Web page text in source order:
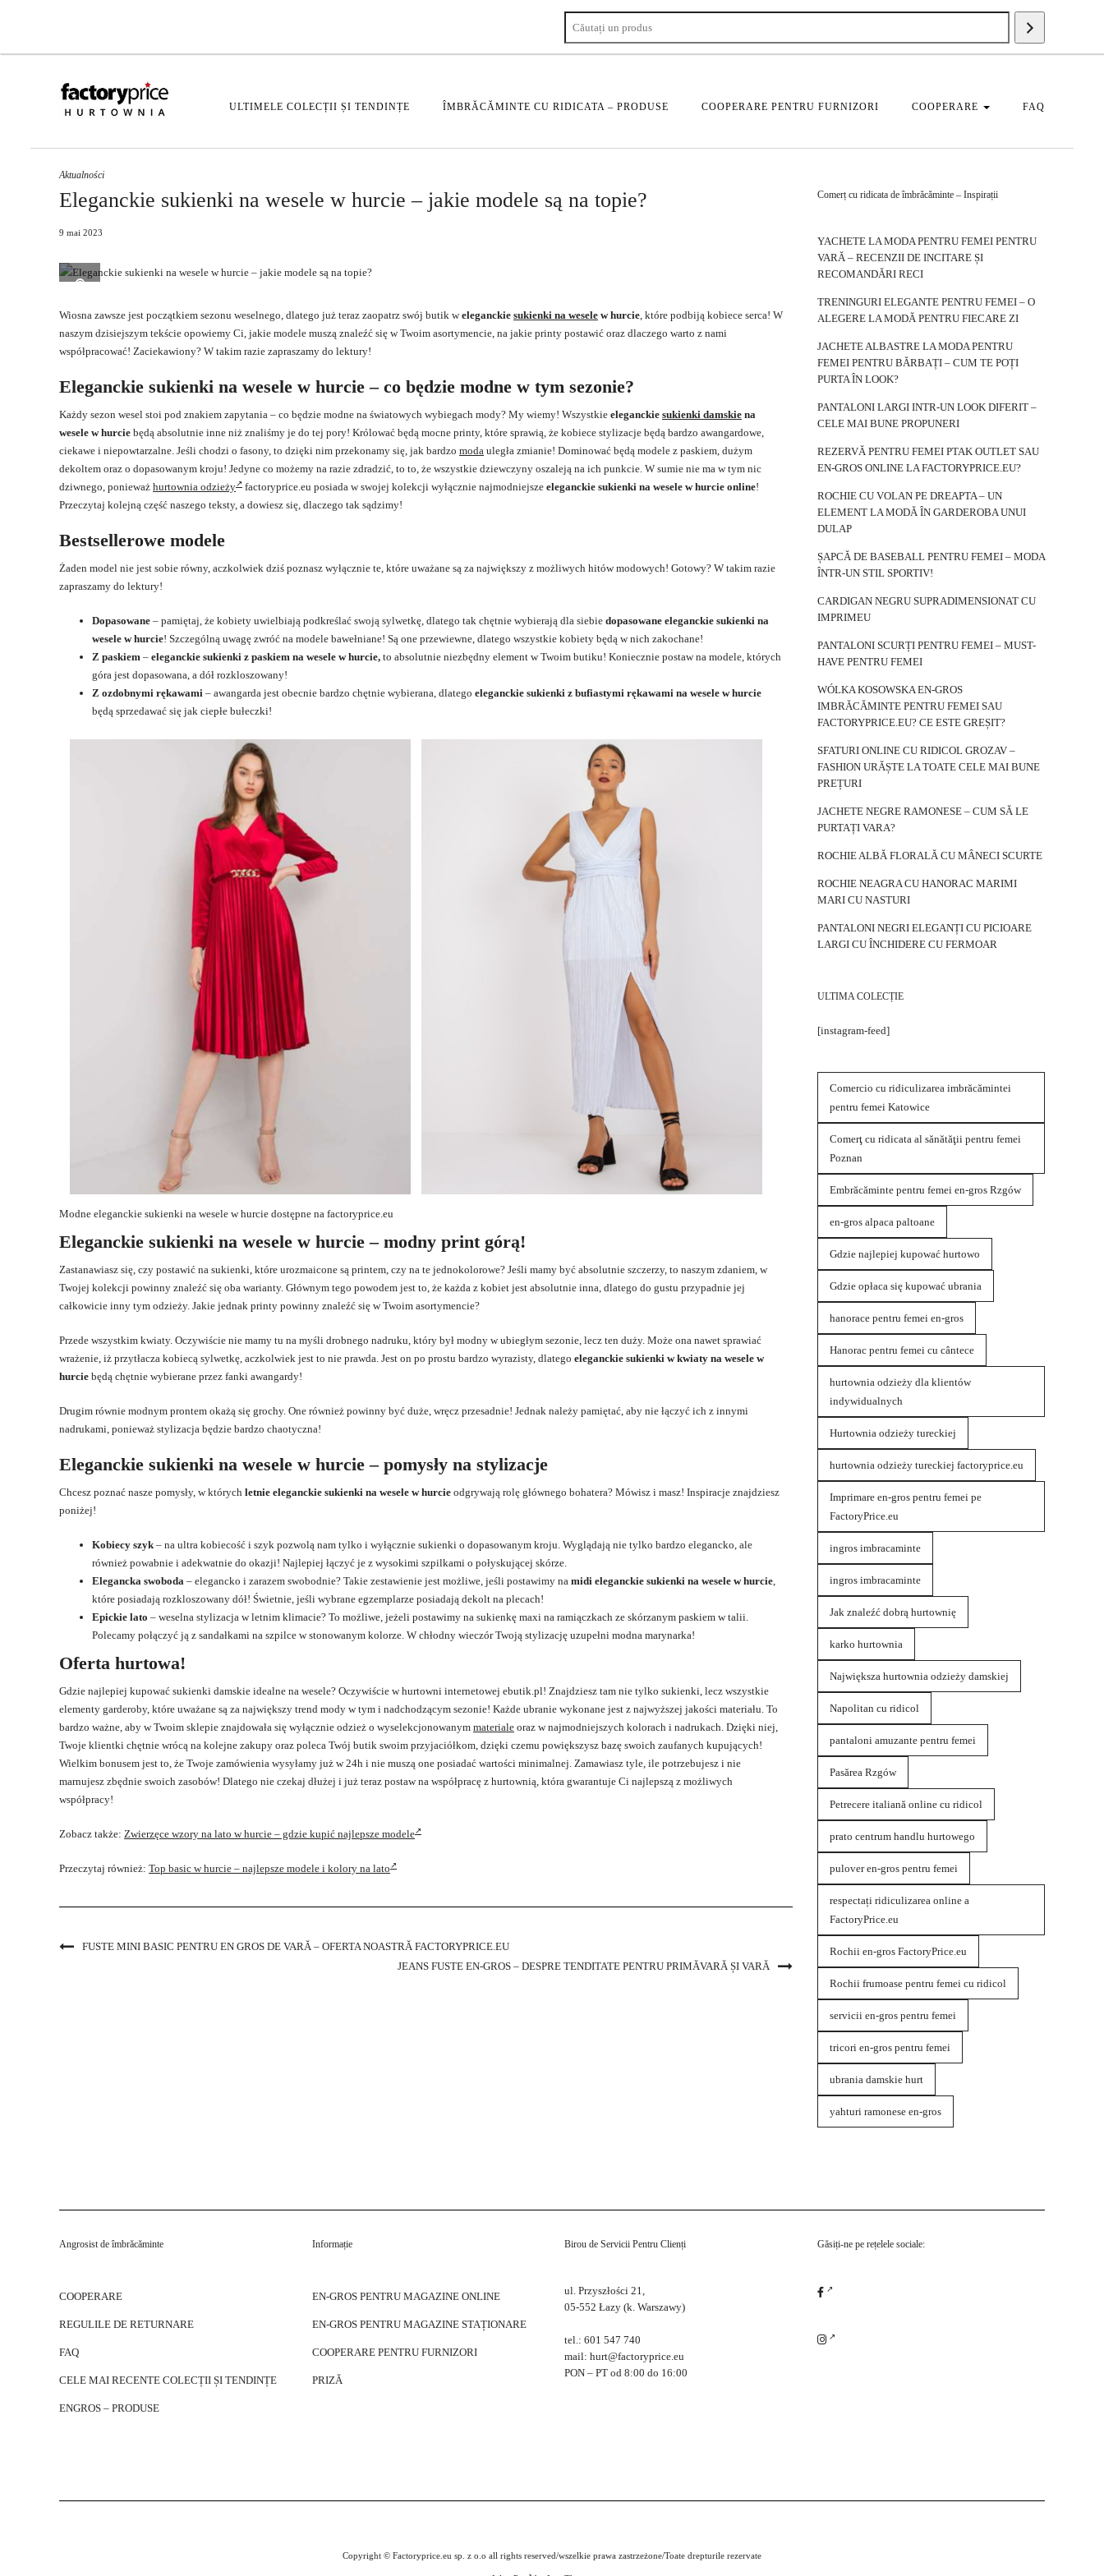
un
produs
ULTIMELE COLECȚII ȘI TENDINȚE ÎMBRĂCĂMINTE CU RIDICATA – PRODUSE COOPERARE PENTRU FURNIZORI COOPERARE FAQ
Aktualności
Eleganckie sukienki na wesele w hurcie – jakie modele są na topie?
9 mai 2023
Wiosna zawsze jest początkiem sezonu weselnego, dlatego już teraz zaopatrz swój butik weleganckie sukienki na wesele w hurcie, które podbiją kobiece serca! W
naszym dzisiejszym tekście opowiemy Ci, jakie modele muszą znaleźć się w Twoim asortymencie, na jakie printy postawić oraz dlaczego warto z nami
współpracować! Zaciekawiony? W takim razie zapraszamy do lektury!
Eleganckie sukienki na wesele w hurcie – co będzie modne w tym sezonie?
Każdy sezon wesel stoi pod znakiem zapytania – co będzie modne na światowych wybiegach mody? My wiemy! Wszystkie eleganckie sukienki damskie na
wesele w hurcie będą absolutnie inne niż znaliśmy je do tej pory! Królować będą mocne printy, które sprawią, że kobiece stylizacje będą bardzo awangardowe,
ciekawe i niepowtarzalne. Jeśli chodzi o fasony, to dzięki nim przekonamy się, jak bardzo moda uległa zmianie! Dominować będą modele z paskiem, dużym
dekoltem oraz o dopasowanym kroju! Jedyne co możemy na razie zdradzić, to to, że wszystkie dziewczyny oszaleją na ich punkcie. W sumie nie ma w tym nic
dziwnego, ponieważ hurtownia odzieży factoryprice.eu posiada w swojej kolekcji wyłącznie najmodniejsze eleganckie sukienki na wesele w hurcie online!
Przeczytaj kolejną część naszego teksty, a dowiesz się, dlaczego tak sądzimy!
Bestsellerowe modele
Żaden model nie jest sobie równy, aczkolwiek dziś poznasz wyłącznie te, które uważane są za największy z możliwych hitów modowych! Gotowy? W takim razie
zapraszamy do lektury!
Dopasowane – pamiętaj, że kobiety uwielbiają podkreślać swoją sylwetkę, dlatego tak chętnie wybierają dla siebie dopasowane eleganckie sukienki na
wesele w hurcie! Szczególną uwagę zwróć na modele bawełniane! Są one przewiewne, dlatego wszystkie kobiety będą w nich zakochane!
Z paskiem – eleganckie sukienki z paskiem na wesele w hurcie, to absolutnie niezbędny element w Twoim butiku! Koniecznie postaw na modele, których
góra jest dopasowana, a dół rozkloszowany!
Z ozdobnymi rękawami – awangarda jest obecnie bardzo chętnie wybierana, dlatego eleganckie sukienki z bufiastymi rękawami na wesele w hurcie
będą sprzedawać się jak ciepłe bułeczki!
Modne eleganckie sukienki na wesele w hurcie dostępne na factoryprice.eu
Eleganckie sukienki na wesele w hurcie – modny print górą!
Zastanawiasz się, czy postawić na sukienki, które urozmaicone są printem, czy na te jednokolorowe? Jeśli mamy być absolutnie szczerzy, to naszym zdaniem, w
Twojej kolekcji powinny znaleźć się oba warianty. Głównym tego powodem jest to, że każda z kobiet jest absolutnie inna, dlatego do gustu przypadnie jej
całkowicie inny tym odzieży. Jakie jednak printy powinny znaleźć się w Twoim asortymencie?
Przede wszystkim kwiaty. Oczywiście nie mamy tu na myśli drobnego nadruku, który był modny w ubiegłym sezonie, lecz ten duży. Może ona nawet sprawiać
wrażenie, iż przytłacza kobiecą sylwetkę, aczkolwiek jest to nie prawda. Jest on po prostu bardzo wyrazisty, dlatego eleganckie sukienki w kwiaty na wesele w
hurcie będą chętnie wybierane przez fanki awangardy!
Drugim równie modnym prontem okażą się grochy. One również powinny być duże, wręcz przesadnie! Jednak należy pamiętać, aby nie łączyć ich z innymi
nadrukami, ponieważ stylizacja będzie bardzo chaotyczna!
Eleganckie sukienki na wesele w hurcie – pomysły na stylizacje
Chcesz poznać nasze pomysły, w których letnie eleganckie sukienki na wesele w hurcie odgrywają rolę głównego bohatera? Mówisz i masz! Inspiracje znajdziesz
poniżej!
Kobiecy szyk – na ultra kobiecość i szyk pozwolą nam tylko i wyłącznie sukienki o dopasowanym kroju. Wyglądają nie tylko bardzo elegancko, ale
również powabnie i adekwatnie do okazji! Najlepiej łączyć je z wysokimi szpilkami o połyskującej skórze.
Elegancka swoboda – elegancko i zarazem swobodnie? Takie zestawienie jest możliwe, jeśli postawimy na midi eleganckie sukienki na wesele w hurcie
które posiadają rozkloszowany dół! Świetnie, jeśli wybrane egzemplarze posiadają dekolt na plecach!
Epickie lato – weselna stylizacja w letnim klimacie? To możliwe, jeżeli postawimy na sukienkę maxi na ramiączkach ze skórzanym paskiem w talii.
Polecamy połączyć ją z sandałkami na szpilce w stonowanym kolorze. W chłodny wieczór Twoją stylizację uzupełni modna marynarka!
Oferta hurtowa!
Gdzie najlepiej kupować sukienki damskie idealne na wesele? Oczywiście w hurtowni internetowej ebutik.pl! Znajdziesz tam nie tylko sukienki, lecz wszystkie
elementy garderoby, które uważane są za największy trend mody w tym i nadchodzącym sezonie! Każde ubranie wykonane jest z najwyższej jakości materiału. To
bardzo ważne, aby w Twoim sklepie znajdowała się wyłącznie odzież o wyselekcjonowanym materiale oraz w najmodniejszych kolorach i nadrukach. Dzięki niej,
Twoje klientki chętnie wrócą na kolejne zakupy oraz poleca Twój butik swoim przyjaciółkom, dzięki czemu powiększysz bazę swoich zaufanych kupujących!
Wielkim bonusem jest to, że Twoje zamówienia wysyłamy już w 24h i nie muszą one posiadać wartości minimalnej. Zamawiasz tyle, ile potrzebujesz i nie
marnujesz zbędnie swoich zasobów! Dlatego nie czekaj dłużej i już teraz postaw na współpracę z hurtownią, która gwarantuje Ci najlepszą z możliwych
współpracy!
Zobacz także: Zwierzęce wzory na lato w hurcie – gdzie kupić najlepsze modele
Przeczytaj również: Top basic w hurcie – najlepsze modele i kolory na lato
FUSTE MINI BASIC PENTRU EN GROS DE VARĂ – OFERTA NOASTRĂ FACTORYPRICE.EU
JEANS FUSTE EN-GROS – DESPRE TENDITATE PENTRU PRIMĂVARĂ ȘI VARĂ
Comerț cu ridicata de îmbrăcăminte – Inspirații
YACHETE LA MODA PENTRU FEMEI PENTRU
VARĂ – RECENZII DE INCITARE ȘI
RECOMANDĂRI RECI
TRENINGURI ELEGANTE PENTRU FEMEI – O
ALEGERE LA MODĂ PENTRU FIECARE ZI
JACHETE ALBASTRE LA MODA PENTRU
FEMEI PENTRU BĂRBAȚI – CUM TE POȚI
PURTA ÎN LOOK?
PANTALONI LARGI INTR-UN LOOK DIFERIT –
CELE MAI BUNE PROPUNERI
REZERVĂ PENTRU FEMEI PTAK OUTLET SAU
EN-GROS ONLINE LA FACTORYPRICE.EU?
ROCHIE CU VOLAN PE DREAPTA – UN
ELEMENT LA MODĂ ÎN GARDEROBA UNUI
DULAP
ȘAPCĂ DE BASEBALL PENTRU FEMEI – MODA
ÎNTR-UN STIL SPORTIV!
CARDIGAN NEGRU SUPRADIMENSIONAT CU
IMPRIMEU
PANTALONI SCURȚI PENTRU FEMEI – MUST-
HAVE PENTRU FEMEI
WÓLKA KOSOWSKA EN-GROS
IMBRĂCĂMINTE PENTRU FEMEI SAU
FACTORYPRICE.EU? CE ESTE GREȘIT?
SFATURI ONLINE CU RIDICOL GROZAV –
FASHION URĂȘTE LA TOATE CELE MAI BUNE
PREȚURI
JACHETE NEGRE RAMONESE – CUM SĂ LE
PURTAȚI VARA?
ROCHIE ALBĂ FLORALĂ CU MÂNECI SCURTE
ROCHIE NEAGRA CU HANORAC MARIMI
MARI CU NASTURI
PANTALONI NEGRI ELEGANȚI CU PICIOARE
LARGI CU ÎNCHIDERE CU FERMOAR
ULTIMA COLECȚIE
[instagram-feed]
Comercio cu ridiculizarea imbrăcămintei
pentru femei Katowice
Comerţ cu ridicata al sănătăţii pentru femei
Poznan
Embrăcăminte pentru femei en-gros Rzgów
en-gros alpaca paltoane
Gdzie najlepiej kupować hurtowo
Gdzie opłaca się kupować ubrania
hanorace pentru femei en-gros
Hanorac pentru femei cu cântece
hurtownia odzieży dla klientów
indywidualnych
Hurtownia odzieży tureckiej
hurtownia odzieży tureckiej factoryprice.eu
Imprimare en-gros pentru femei pe
FactoryPrice.eu
ingros imbracaminte
ingros imbracaminte
Jak znaleźć dobrą hurtownię
karko hurtownia
Największa hurtownia odzieży damskiej
Napolitan cu ridicol
pantaloni amuzante pentru femei
Pasărea Rzgów
Petrecere italiană online cu ridicol
prato centrum handlu hurtowego
pulover en-gros pentru femei
respectați ridiculizarea online a
FactoryPrice.eu
Rochii en-gros FactoryPrice.eu
Rochii frumoase pentru femei cu ridicol
servicii en-gros pentru femei
tricori en-gros pentru femei
ubrania damskie hurt
yahturi ramonese en-gros
Angrosist de îmbrăcăminte
COOPERARE
REGULILE DE RETURNARE
FAQ
CELE MAI RECENTE COLECȚII ȘI TENDINȚE
ENGROS – PRODUSE
Informație
EN-GROS PENTRU MAGAZINE ONLINE
EN-GROS PENTRU MAGAZINE STAȚIONARE
COOPERARE PENTRU FURNIZORI
PRIZĂ
Birou de Servicii Pentru Clienți
ul. Przyszłości 21,
05-552 Łazy (k. Warszawy)
tel.: 601 547 740
mail: hurt@factoryprice.eu
PON – PT od 8:00 do 16:00
Găsiți-ne pe rețelele sociale:
Copyright © Factoryprice.eu sp. z o.o all rights reserved/wszelkie prawa zastrzeżone/Toate drepturile rezervate